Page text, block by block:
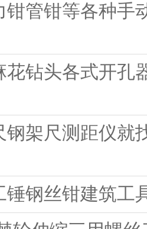
钳管钳等各种手
花钻头各式开孔
钢架尺测距仪就
锤钢丝钳建筑工